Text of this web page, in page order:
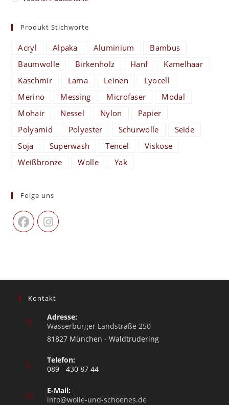
Produkt Stichworte
Acryl Alpaka Aluminium
Bambus
Baumwolle
Birkenholz Hanf
Kamelhaar
Kaschmir
Lama Leinen
Lyocell
Merino
Messing Microfaser
Modal
Mohair
Nessel Nylon
Papier
Polyamid
Polyester Schurwolle
Seide
Soja
Superwash Tencel
Viskose
Weißbronze
Wolle Yak
Folge uns
Kontakt
Adresse:
Wasserburger Landstraße 250
81827 München - Waldtrudering
Telefon:
089 - 430 87 44
E-Mail:
info@wolle-und-schoenes.de